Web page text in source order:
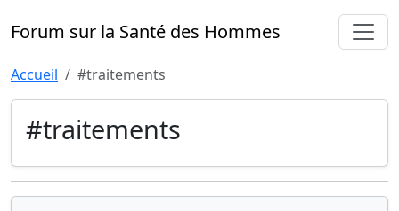
Forum sur la Santé des Hommes
Accueil #traitements
#traitements